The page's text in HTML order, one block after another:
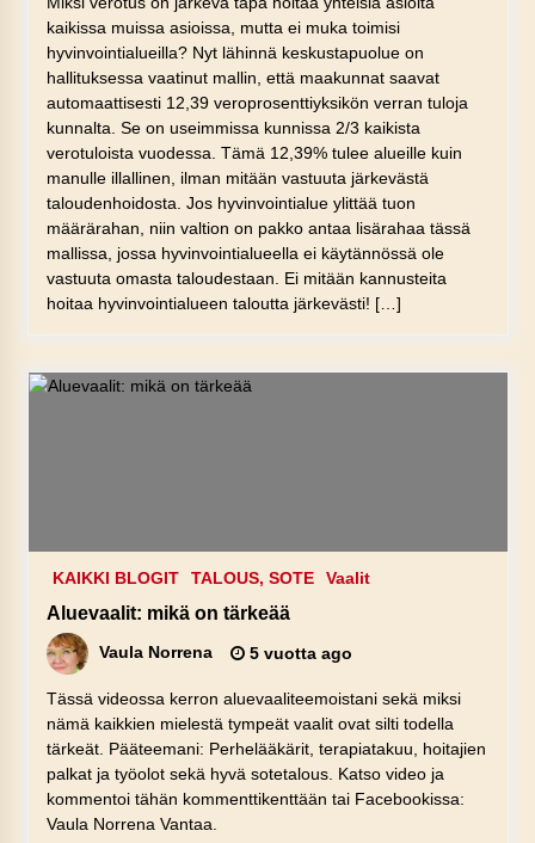
kaikissa muissa asioissa, mutta ei muka toimisi
hyvinvointialueilla? Nyt lähinnä keskustapuolue on
hallituksessa vaatinut mallin, että maakunnat saavat
automaattisesti 12,39 veroprosenttiyksikön verran tuloja
kunnalta. Se on useimmissa kunnissa 2/3 kaikista
verotuloista vuodessa. Tämä 12,39% tulee alueille kuin
manulle illallinen, ilman mitään vastuuta järkevästä
taloudenhoidosta. Jos hyvinvointialue ylittää tuon
määrärahan, niin valtion on pakko antaa lisärahaa tässä
mallissa, jossa hyvinvointialueella ei käytännössä ole
vastuuta omasta taloudestaan. Ei mitään kannusteita
hoitaa hyvinvointialueen taloutta järkevästi! […]
KAIKKI BLOGIT TALOUS, SOTE Vaalit
Aluevaalit: mikä on tärkeää
Vaula Norrena 5 vuotta ago
Tässä videossa kerron aluevaaliteemoistani sekä miksi
nämä kaikkien mielestä tympeät vaalit ovat silti todella
tärkeät. Pääteemani: Perhelääkärit, terapiatakuu, hoitajien
palkat ja työolot sekä hyvä sotetalous. Katso video ja
kommentoi tähän kommenttikenttään tai Facebookissa:
Vaula Norrena Vantaa.